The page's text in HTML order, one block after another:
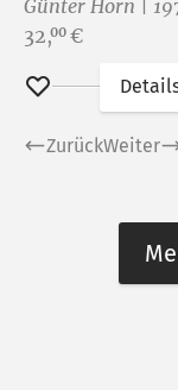
Günter Horn |
Preis:
32,00 €
Merken
ZurückWeiter